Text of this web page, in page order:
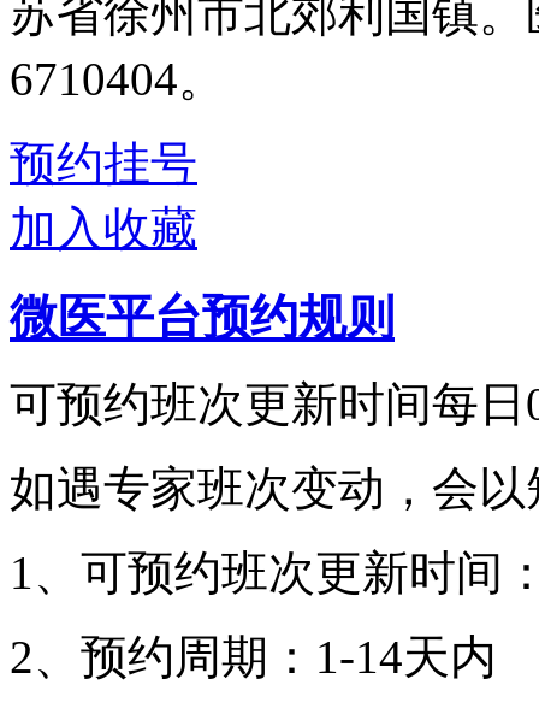
苏省徐州市北郊利国镇
6710404。
预约挂号
加入收藏
微医平台预约规则
可预约班次更新时间每日
如遇专家班次变动，会
1、可预约班次更新时间
2、预约周期：1-14天内